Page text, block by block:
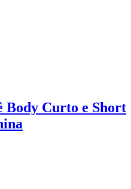
Body Curto e Short